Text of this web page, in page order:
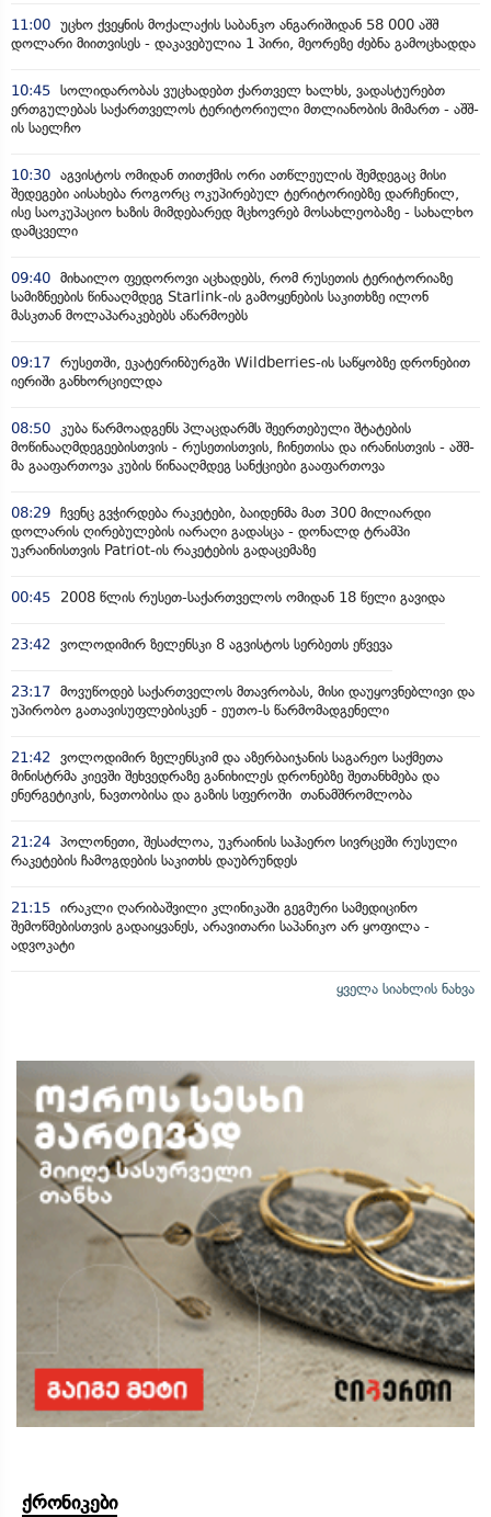
11:00 უცხო ქვეყნის მოქალაქის საბანკო ანგარიშიდან 58 000 აშშ
დოლარი მიითვისეს - დაკავებულია 1 პირი, მეორეზე ძებნა გამოცხადდა
10:45 სოლიდარობას ვუცხადებთ ქართველ ხალხს, ვადასტურებთ
ერთგულებას საქართველოს ტერიტორიული მთლიანობის მიმართ - აშშ-
ის საელჩო
10:30 აგვისტოს ომიდან თითქმის ორი ათწლეულის შემდეგაც მისი
შედეგები აისახება როგორც ოკუპირებულ ტერიტორიებზე დარჩენილ,
ისე საოკუპაციო ხაზის მიმდებარედ მცხოვრებ მოსახლეობაზე - სახალხო
დამცველი
09:40 მიხაილო ფედოროვი აცხადებს, რომ რუსეთის ტერიტორიაზე
სამიზნეების წინააღმდეგ Starlink-ის გამოყენების საკითხზე ილონ
მასკთან მოლაპარაკებებს აწარმოებს
09:17 რუსეთში, ეკატერინბურგში Wildberries-ის საწყობზე დრონებით
იერიში განხორციელდა
08:50
კუბა წარმოადგენს პლაცდარმს შეერთებული შტატების
მოწინააღმდეგეებისთვის - რუსეთისთვის, ჩინეთისა და ირანისთვის - აშშ-
მა გააფართოვა კუბის წინააღმდეგ სანქციები გააფართოვა
08:29 ჩვენც გვჭირდება რაკეტები, ბაიდენმა მათ 300 მილიარდი
დოლარის ღირებულების იარაღი გადასცა - დონალდ ტრამპი
უკრაინისთვის Patriot-ის რაკეტების გადაცემაზე
00:45 2008 წლის რუსეთ-საქართველოს ომიდან 18 წელი გავიდა
23:42 ვოლოდიმირ ზელენსკი 8 აგვისტოს სერბეთს ეწვევა
23:17 მოვუწოდებ საქართველოს მთავრობას, მისი დაუყოვნებლივი და
უპირობო გათავისუფლებისკენ - ეუთო-ს წარმომადგენელი
21:42
ვოლოდიმირ ზელენსკიმ და აზერბაიჯანის საგარეო საქმეთა
მინისტრმა კიევში შეხვედრაზე განიხილეს დრონებზე შეთანხმება და
ენერგეტიკის, ნავთობისა და გაზის სფეროში თანამშრომლობა
21:24 პოლონეთი, შესაძლოა, უკრაინის საჰაერო სივრცეში რუსული
რაკეტების ჩამოგდების საკითხს დაუბრუნდეს
21:15 ირაკლი ღარიბაშვილი კლინიკაში გეგმური სამედიცინო
შემოწმებისთვის გადაიყვანეს, არავითარი საპანიკო არ ყოფილა -
ადვოკატი
ყველა სიახლის ნახვა
ქრონიკები